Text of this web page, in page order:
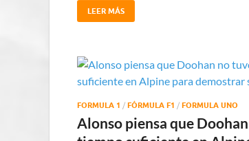
LEER MÁS
FORMULA 1 / FÓRMULA F1 / FORMULA UNO
Alonso piensa que